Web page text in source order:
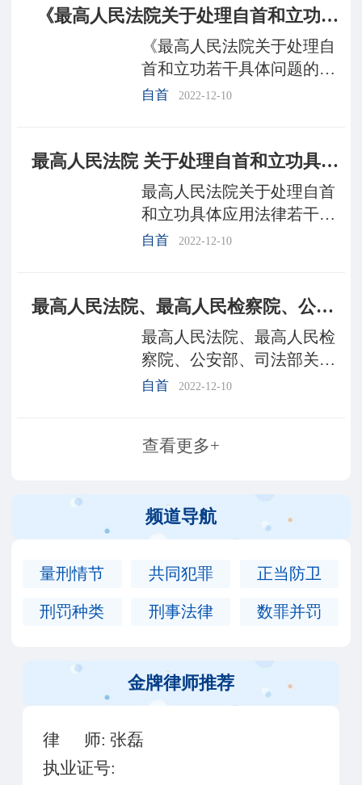
60号最高人民法院印发《关
于处理自首和立功
​ 《最高人民法院关于处理自首和立功若干具体问题的意见》的理解与适用
《最高人民法院关于处理自
首和立功若干具体问题的意
见》的理解与适用来源：最
印本页 编者按：为保证《关
于处理自首和立功若干
自首 2022-12-10
最高人民法院 关于处理自首和立功具体应用法律若干问题的解释
最高人民法院关于处理自首
和立功具体应用法律若干问
题的解释法释〔1998〕8号
通过，自1998年5月9日起施
行）为正确认定自首和立
自首 2022-12-10
最高人民法院、最高人民检察院、公安部、司法部关于跨省异地执行刑罚的黑恶势力罪犯坦白检举构成自首立功若干问题的意见
最高人民法院、最高人民检
察院、公安部、司法部关于
跨省异地执行刑罚的黑恶势
10月21日）各省、自治区、
自首 2022-12-10
查看更多+
频道导航
量刑情节 共同犯罪 正当防卫
刑罚种类 刑事法律 数罪并罚
金牌律师推荐
律 师: 张磊
执业证号: